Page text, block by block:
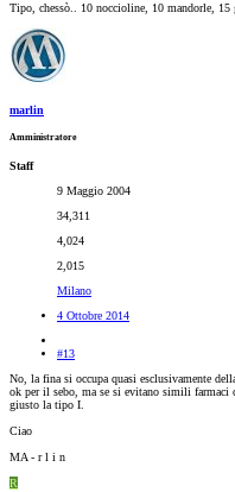
Tipo, chessò.. 10 noccioline, 10 mandorle,
marlin
Amministratore
Staff
9 Maggio 2004
34,311
4,024
2,015
Milano
4 Ottobre 2014
#13
No, la fina si occupa quasi esclusivamente
ok per il sebo, ma se si evitano simili farmaci
giusto la tipo I.
Ciao
MA - r l i n
R